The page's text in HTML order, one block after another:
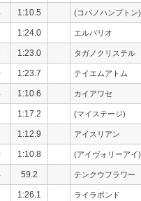
1:10.5 (コパノハンプトン)
1:24.0 エルバリオ
1:23.0 タガノクリステル
1:23.7 テイエムアトム
1:10.6 カイアワセ
1:17.2 (マイステージ)
1:12.9 アイスリアン
1:10.8 (アイヴォリーアイ)
59.2 テンクウフラワー
1:26.1 ライラボンド